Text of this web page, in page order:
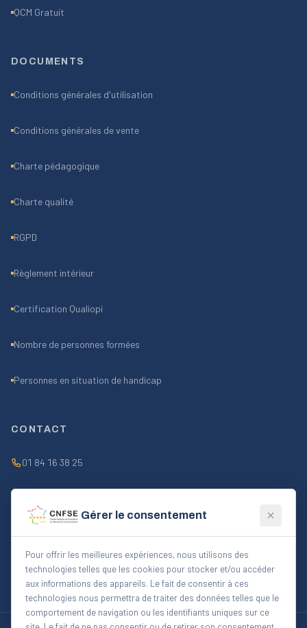
QCM Gratuit
DOCUMENTS
Conditions générales d'utilisation
Conditions générales de vente
Charte pédagogique
Charte qualité
RGPD
Règlement intérieur
Certification Qualiopi
Nombre de personnes formées
Personnes en situation de handicap
CONTACT
01 84 16 38 25
FORMULAIRE CONTACT
Gérer le consentement
Pour offrir les meilleures expériences, nous utilisons des
technologies telles que les cookies pour stocker et/ou accéder
aux informations des appareils. Le fait de consentir à ces
technologies nous permettra de traiter des données telles que le
comportement de navigation ou les identifiants uniques sur ce